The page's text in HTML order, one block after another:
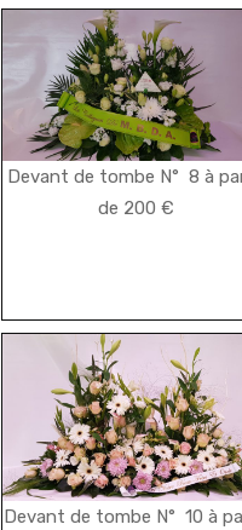
Devant de tombe N° 8 à
de 200 €
Devant de tombe N° 10 à